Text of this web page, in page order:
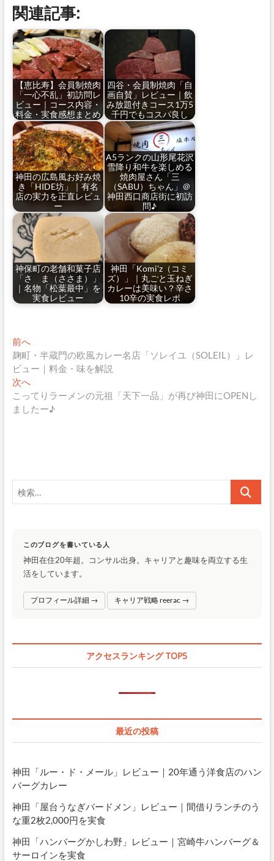
関連記事:
【恵比寿】会員制焼肉
「一心不乱」初訪問レ
ビュー｜コース内容・
料金・実食感想まとめ
四谷・会員制焼肉「自
画自賛」レビュー｜飲
み放題付きコース1万5
千円でもコスパ良し
神田の広島風お好み焼
き「HIDE坊」｜有名
店の実力を正直レビュ
ー
A5ランクの山形尾花沢
雪降り和牛を楽しめる
焼肉屋さん「三
（SABU）ちゃん」＠
神田西口商店街に初訪
問♪
神保町の老舗和菓子店
「さゝま（ささま）」
｜名物「松葉最中」を
実食レビュー
神田「Komi'z（コミ
ズ）」｜丸ごと玉ねぎ
カレーは美味い？辛さ
10辛の実食レポ
投
稿
ナ
ビ
ョ
ン
前へ過
去
の
投
稿:
麹町・半蔵門の欧風カレー名店「ソレイユ（SOLEIL）」レ
ビュー｜料金・味を解説
次へ次
の
投
こってりラーメンの元祖「天下一品」が再び神田にOPENし
ましたー♪
このブログを書いている人
神田在住20年超。コンサル出身。キャリアと趣味を両立する生
活をしています。
プロフィール詳細 → キャリア戦略 reerac →
アクセスランキング TOP5
最近の投稿
神田「ルー・ド・メール」レビュー｜20年通う洋食店のハン
バーグカレー
神田「屋台うなぎバードメン」レビュー｜間借りランチのう
な重2枚2,000円を実食
神田「ハンバーグかしわ野」レビュー｜宮崎牛ハンバーグ＆
サーロインを実食